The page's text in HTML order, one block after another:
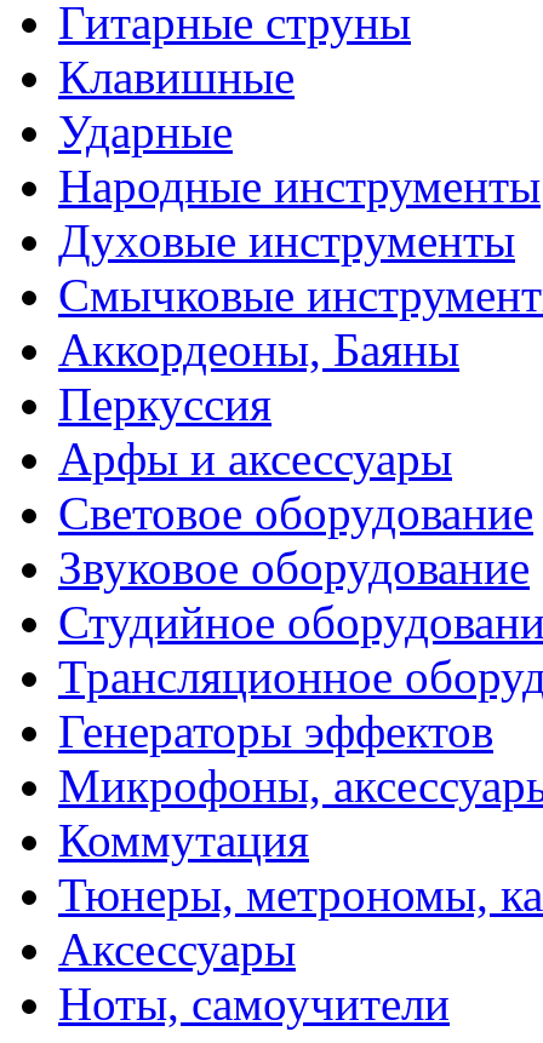
Гитарные струны
Клавишные
Ударные
Народные инструменты
Духовые инструменты
Смычковые
Аккордеоны, Баяны
Перкуссия
Арфы и аксессуары
Световое оборудование
Звуковое оборудование
Студийное
Трансляционное
Генераторы эффектов
Микрофоны,
Коммутация
Тюнеры, метрономы,
Аксессуары
Ноты, самоучители